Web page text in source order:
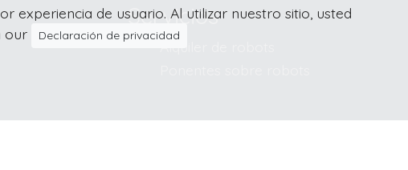
Servicios
experiencia de usuario. Al utilizar nuestro sitio, usted
our
Declaración de privacidad